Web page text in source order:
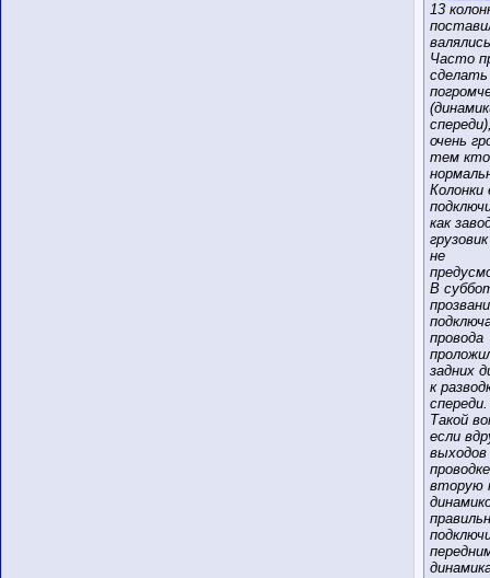
13
Часто
очень
тем кто
Колонки
как
не
В
провода
задних
к
спереди.
Такой
если
выходов
вторую